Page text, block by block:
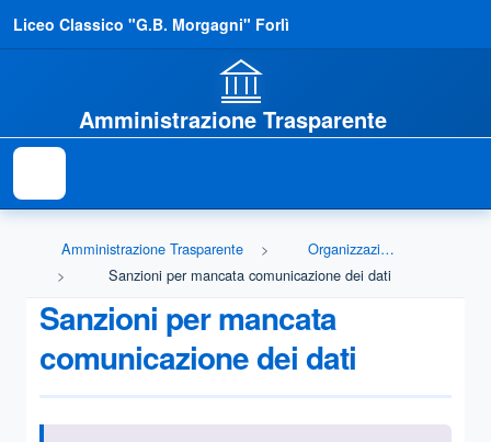
Liceo Classico "G.B. Morgagni" Forlì
Amministrazione Trasparente
Amministrazione Trasparente
Organizzazione
Sanzioni per mancata comunicazione dei dati
Sanzioni per mancata
comunicazione dei dati